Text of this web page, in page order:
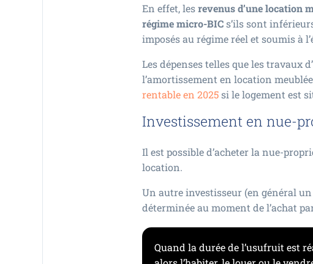
En effet, lesrevenus d’une location
régime micro-BICs’ils sont
imposés au régime réel et soumis à
Les dépenses telles que les travaux
l’amortissement en location
rentable en 2025si le logement est
Investissement en nue-
Il est possible d’acheter la nue-
location.
Un autre investisseur (en général
déterminée au moment de l’achat
Quand la durée de l’usufruit est